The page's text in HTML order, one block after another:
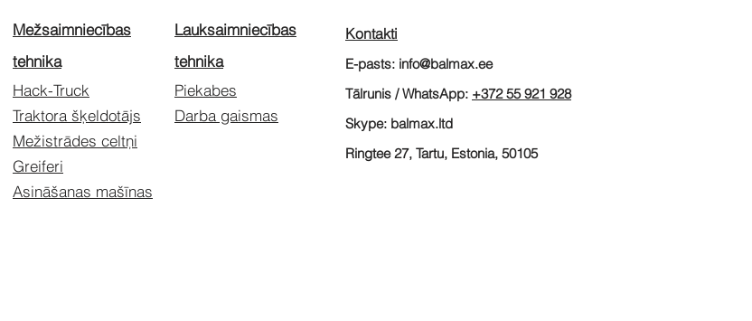
Mežsaimniecības
tehnika
Hack-Truck
Traktora šķeldotājs
Mežistrādes celtņi
Greiferi
Asināšanas mašīnas
Lauksaimniecības
tehnika
Piekabes
Darba gaismas
Kontakti
E-pasts: info@balmax.ee
Tālrunis / WhatsApp: +37255 921 928
Skype: balmax.ltd
Ringtee 27, Tartu, Estonia, 50105